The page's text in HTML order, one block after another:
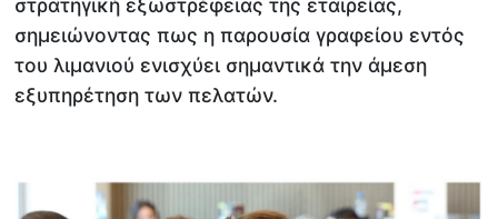
στρατηγική εξωστρέφειας της εταιρείας,
σημειώνοντας πως η παρουσία γραφείου εντός
του λιμανιού ενισχύει σημαντικά την άμεση
εξυπηρέτηση των πελατών.